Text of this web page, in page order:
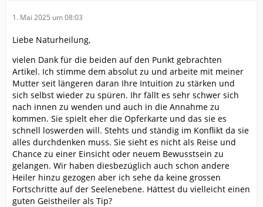
1. Mai 2025 um 08:03
Liebe Naturheilung,
vielen Dank für die beiden auf den Punkt gebrachten
Artikel. Ich stimme dem absolut zu und arbeite mit meiner
Mutter seit längeren daran Ihre Intuition zu stärken und
sich selbst wieder zu spüren. Ihr fällt es sehr schwer sich
nach innen zu wenden und auch in die Annahme zu
kommen. Sie spielt eher die Opferkarte und das sie es
schnell loswerden will. Stehts und ständig im Konflikt da sie
alles durchdenken muss. Sie sieht es nicht als Reise und
Chance zu einer Einsicht oder neuem Bewusstsein zu
gelangen. Wir haben diesbezüglich auch schon andere
Heiler hinzu gezogen aber ich sehe da keine grossen
Fortschritte auf der Seelenebene. Hättest du vielleicht einen
guten Geistheiler als Tip?